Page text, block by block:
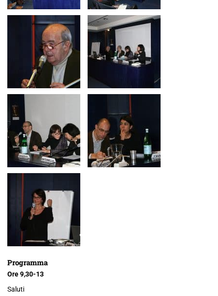
Programma
Ore 9,30-13
Saluti